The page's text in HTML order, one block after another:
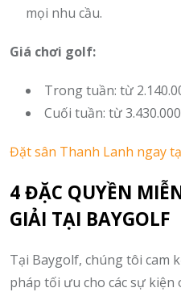
mọi nhu cầu.
Giá chơi golf:
Trong tuần: từ
Cuối tuần: từ
Đặt sân Thanh Lanh ngay
4 ĐẶC QUYỀN
GIẢI TẠI BAYGOLF
Tại Baygolf, chúng tôi cam
pháp tối ưu cho các sự